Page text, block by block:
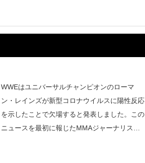
WWEはユニバーサルチャンピオンのローマ
ン・レインズが新型コロナウイルスに陽性反応
を示したことで欠場すると発表しました。この
ニュースを最初に報じたMMAジャーナリスト